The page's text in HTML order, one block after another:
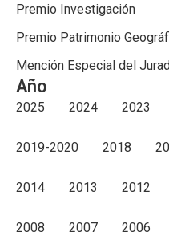
Premio Investigación
Premio Patrimonio
Mención Especial del
Año
2025 2024 2023
2019-2020 2018
2014 2013 2012
2008 2007 2006